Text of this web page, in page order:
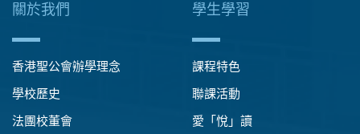
關於我們
香港聖公會辦學理念
學校歷史
法團校董會
學生學習
課程特色
聯課活動
愛「悅」讀